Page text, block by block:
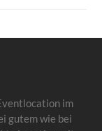
im
gutem wie bei